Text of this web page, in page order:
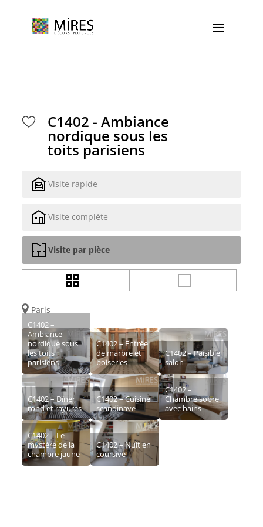
C1402 - Ambiance
nordique sous les
toits parisiens
Visite rapide
Visite complète
Visite par pièce
Paris
C1402 –
Ambiance
nordique sous
les toits
parisiens
C1402 – Entrée
de marbre et
boiseries
C1402 – Paisible
salon
C1402 – Dîner
rond et rayures
C1402 – Cuisine
scandinave
C1402 –
Chambre sobre
avec bains
C1402 – Le
mystère de la
chambre jaune
C1402 – Nuit en
coursive